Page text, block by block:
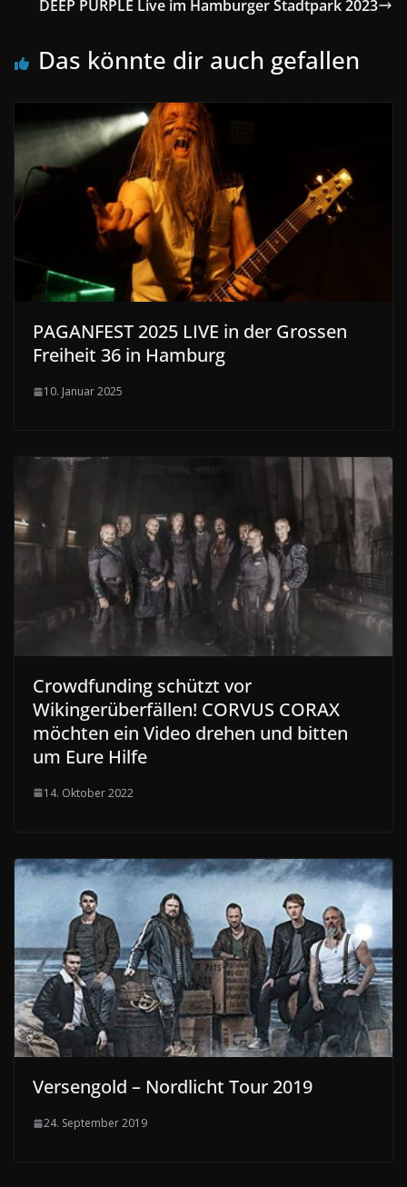
DEEP PURPLE Live im Hamburger Stadtpark 2023
Das könnte dir auch gefallen
PAGANFEST 2025 LIVE in der Grossen
Freiheit 36 in Hamburg
10. Januar 2025
Crowdfunding schützt vor
Wikingerüberfällen! CORVUS CORAX
möchten ein Video drehen und bitten
um Eure Hilfe
14. Oktober 2022
Versengold – Nordlicht Tour 2019
24. September 2019